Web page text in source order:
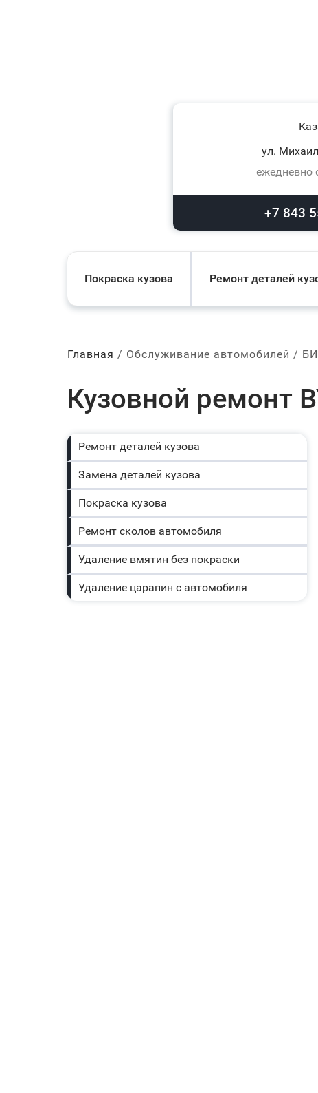
ул.
ежедневно
+7 843
Покраска кузова Ремонт деталей
Главная Обслуживание автомобилей
Кузовной ремонт
Ремонт деталей кузова
Замена деталей кузова
Покраска кузова
Ремонт сколов автомобиля
Удаление вмятин без покраски
Удаление царапин с автомобиля